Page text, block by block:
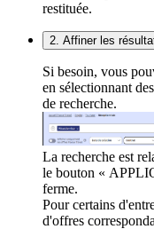
restituée.
2. Affiner les
Si besoin, vous
en sélectionnant
de recherche.
La recherche est
le bouton «
ferme.
Pour certains
d'offres